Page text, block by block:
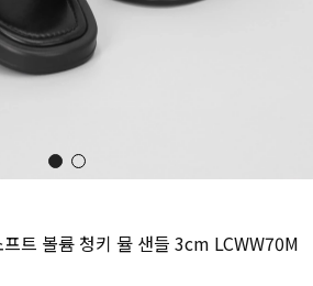
트 볼륨 청키 뮬 샌들 3cm LCWW70M